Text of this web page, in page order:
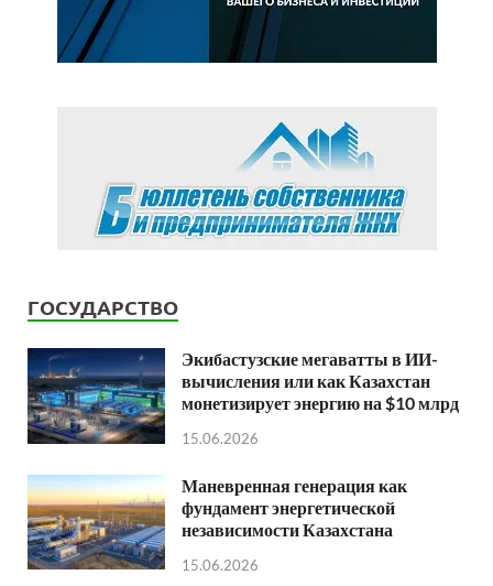
ГОСУДАРСТВО
Экибастузские мегаватты в ИИ-
вычисления или как Казахстан
монетизирует энергию на $10 млрд
15.06.2026
Маневренная генерация как
фундамент энергетической
независимости Казахстана
15.06.2026